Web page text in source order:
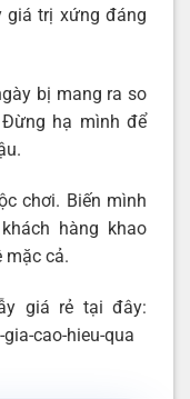
giá trị xứng đáng
bị mang ra so
hạ mình để
chơi. Biến mình
hàng khao
mặc cả.
giá rẻ tại đây:
cao-hieu-qua